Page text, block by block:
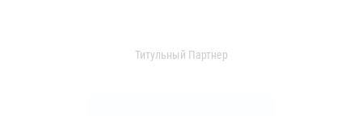
Титульный Партнер